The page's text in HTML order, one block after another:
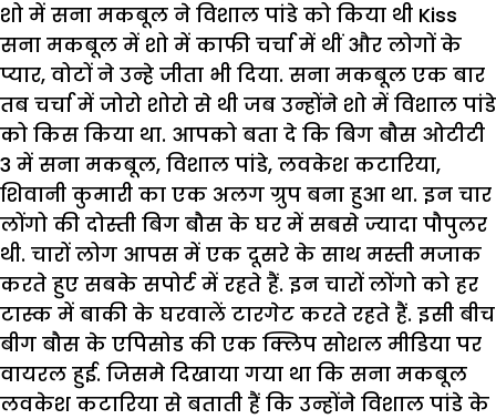
शो में सना मकबूल ने विशाल पांडे को किया थी Kiss
सना मकबूल में शो में काफी चर्चा में थीं और लोगों के
प्यार, वोटों ने उन्हे जीता भी दिया. सना मकबूल एक बार
तब चर्चा में जोरो शोरो से थी जब उन्होंने शो में विशाल पांडे
को किस किया था. आपको बता दे कि बिग बौस ओटीटी
3 में सना मकबूल, विशाल पांडे, लवकेश कटारिया,
शिवानी कुमारी का एक अलग ग्रुप बना हुआ था. इन चार
लोंगो की दोस्ती बिग बौस के घर में सबसे ज्यादा पौपुलर
थी. चारों लोग आपस में एक दूसरे के साथ मस्ती मजाक
करते हुए सबके सपोर्ट में रहते हैं. इन चारों लोंगो को हर
टास्क में बाकी के घरवालें टारगेट करते रहते हैं. इसी बीच
बीग बौस के एपिसोड की एक क्लिप सोशल मीडिया पर
वायरल हुई. जिसमे दिखाया गया था कि सना मकबूल
लवकेश कटारिया से बताती हैं कि उन्होंने विशाल पांडे के